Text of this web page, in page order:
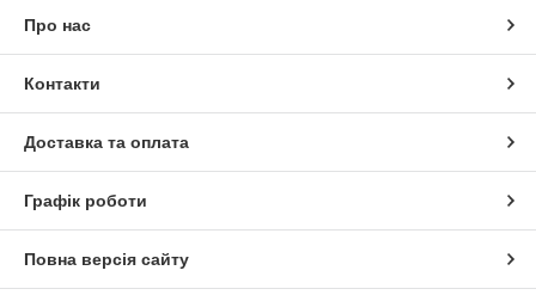
Про нас
Контакти
Доставка та оплата
Графік роботи
Повна версія сайту